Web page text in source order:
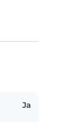
Ja